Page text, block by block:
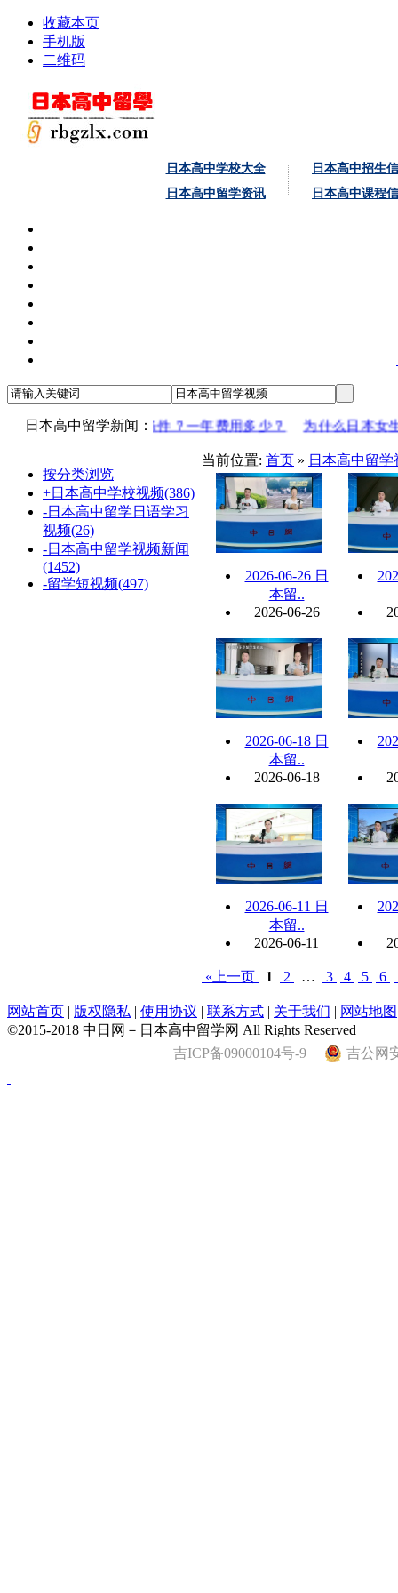
收藏本页
手机版
二维码
日本高中学校大全
日本高中招生
日本高中留学资讯
日本高中课程
日本高中留学新闻：
二转到日本读有何条件？一年费用多少？ 为什么日本女生
按分类浏览
+日本高中学校视频(386)
-日本高中留学日语学习
视频(26)
-日本高中留学视频新闻
(1452)
-留学短视频(497)
当前位置: 首页 » 日本高中留学
2026-06-26 日
本留..
2026-06-26
2026-06-18 日
本留..
2026-06-18
2026-06-11 日
本留..
2026-06-11
«上一页 1 2 … 3 4 5 6
网站首页 | 版权隐私 | 使用协议 | 联系方式 | 关于我们 | 网站地图
©2015-2018 中日网－日本高中留学网 All Rights Reserved
吉ICP备09000104号-9
吉公网